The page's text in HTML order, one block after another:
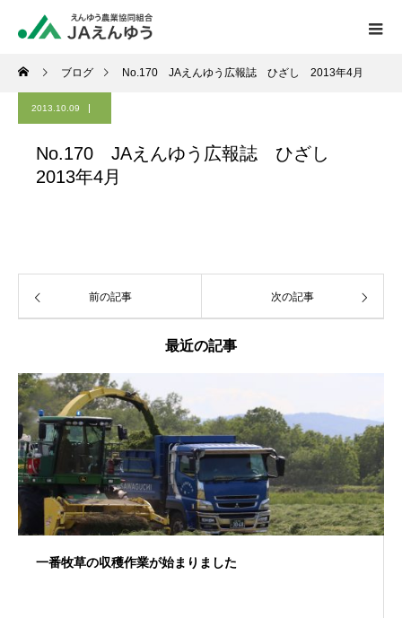
ブログ No.170 JAえんゆう広報誌 ひざし 2013年4月
2013.10.09
No.170 JAえんゆう広報誌 ひざし
2013年4月
前の記事 次の記事
最近の記事
一番牧草の収穫作業が始まりました